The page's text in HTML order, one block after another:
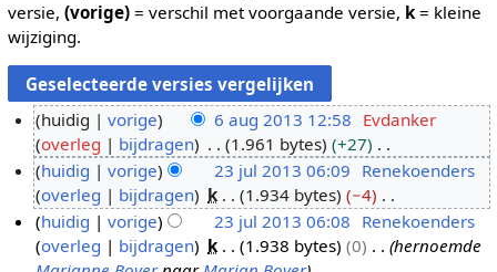
versie, (vorige)= verschil met voorgaande versie, k= kleine
wijziging.
a
g
huidig vorige 6 aug 2013 12:58 Evdanker
overleg
bijdragen 1.961 bytes
+27
G
e
e
n
b
3
huidig vorige 23 jul 2013 06:09 Renekoenders
overleg
bijdragen k 1.934 bytes
−4
G
e
e
huidig vorige 23 jul 2013 06:08 Renekoenders
overleg
bijdragen k 1.938 bytes 0
hernoemde